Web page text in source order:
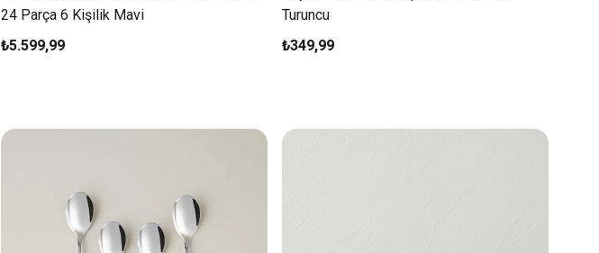
24 Parça 6 Kişilik Mavi
₺5.599,99
Turuncu
₺349,99